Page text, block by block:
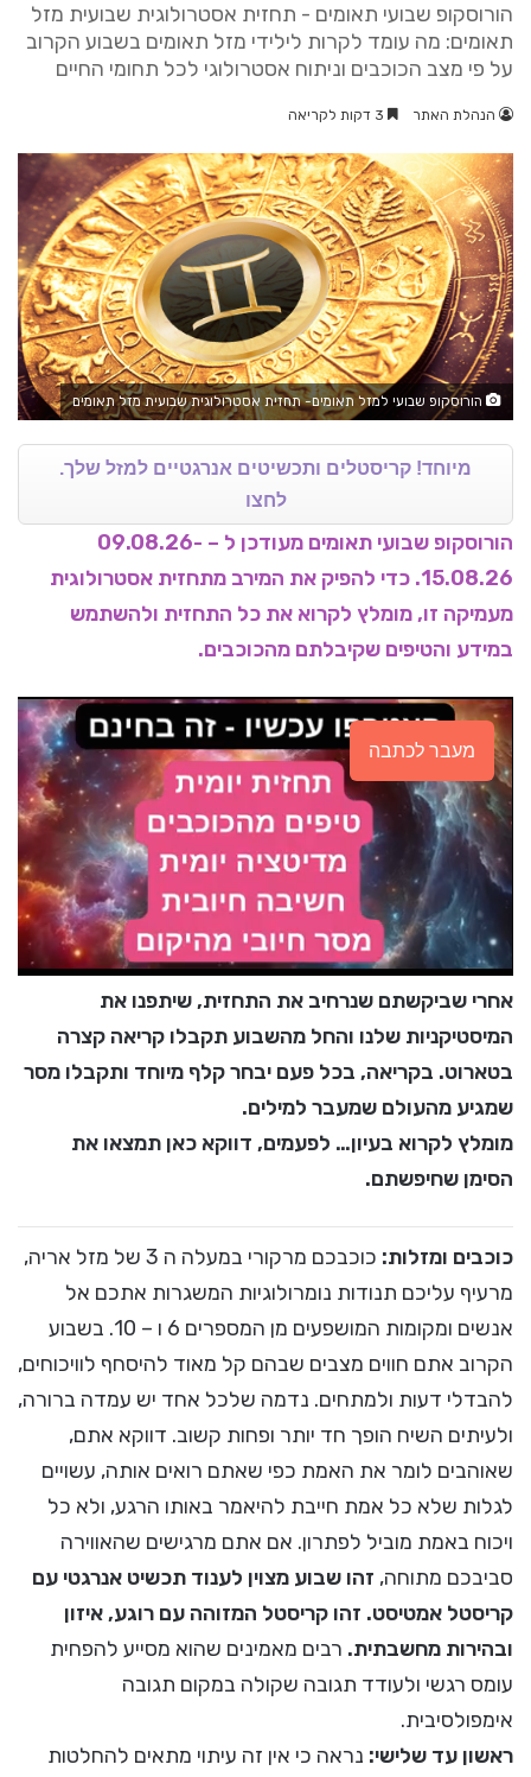
הורוסקופ שבועי תאומים - תחזית אסטרולוגית שבועית מזל
תאומים: מה עומד לקרות לילידי מזל תאומים בשבוע הקרוב
על פי מצב הכוכבים וניתוח אסטרולוגי לכל תחומי החיים
הנהלת האתר
הורוסקופ שבועי למזל תאומים- תחזית אסטרולוגית שבועית מזל תאומים
מיוחד! קריסטלים ותכשיטים אנרגטיים למזל שלך.
לחצו
הורוסקופ שבועי תאומים מעודכן ל – 09.08.26-
15.08.26. כדי להפיק את המירב מתחזית אסטרולוגית
מעמיקה זו, מומלץ לקרוא את כל התחזית ולהשתמש
במידע והטיפים שקיבלתם מהכוכבים.
מעבר לכתבה
אחרי שביקשתם שנרחיב את התחזית, שיתפנו את
המיסטיקניות שלנו והחל מהשבוע תקבלו קריאה קצרה
בטארוט. בקריאה, בכל פעם יבחר קלף מיוחד ותקבלו מסר
שמגיע מהעולם שמעבר למילים.
מומלץ לקרוא בעיון… לפעמים, דווקא כאן תמצאו את
הסימן שחיפשתם.
כוכבים ומזלות:
כוכבכם מרקורי במעלה ה 3 של מזל אריה,
מרעיף עליכם תנודות נומרולוגיות המשגרות אתכם אל
אנשים ומקומות המושפעים מן המספרים 6 ו – 10. בשבוע
הקרוב אתם חווים מצבים שבהם קל מאוד להיסחף לוויכוחים,
להבדלי דעות ולמתחים. נדמה שלכל אחד יש עמדה ברורה,
ולעיתים השיח הופך חד יותר ופחות קשוב. דווקא אתם,
שאוהבים לומר את האמת כפי שאתם רואים אותה, עשויים
לגלות שלא כל אמת חייבת להיאמר באותו הרגע, ולא כל
ויכוח באמת מוביל לפתרון. אם אתם מרגישים שהאווירה
סביבכם מתוחה, זהו שבוע מצוין לענוד תכשיט אנרגטי עם
קריסטל אמטיסט. זהו קריסטל המזוהה עם רוגע, איזון
ובהירות מחשבתית. רבים מאמינים שהוא מסייע להפחית
עומס רגשי ולעודד תגובה שקולה במקום תגובה
אימפולסיבית.
ראשון עד שלישי: נראה כי אין זה עיתוי מתאים להחלטות